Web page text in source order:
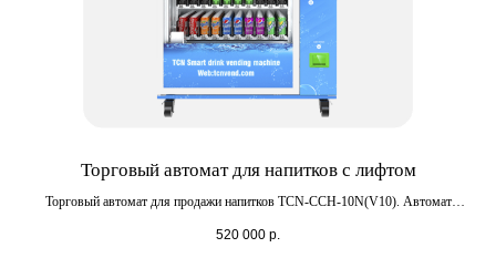
Торговый автомат для напитков с лифтом
Торговый автомат для продажи напитков TCN-CCH-10N(V10). Автомат
вместить до 500 единиц продукции.
520 000 р.